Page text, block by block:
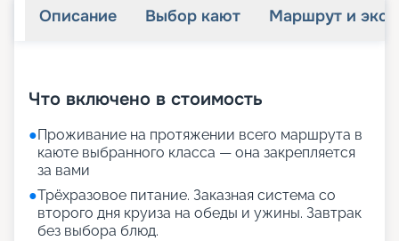
Описание Выбор кают Маршрут и
Что включено в стоимость
●Проживание на протяжении всего маршрута в
каюте выбранного класса — она закрепляется
за вами
●Трёхразовое питание. Заказная система со
второго дня круиза на обеды и ужины. Завтрак
без выбора блюд.